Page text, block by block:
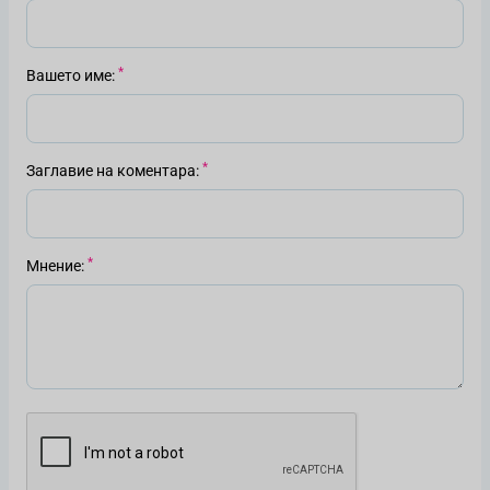
Вашето име
Заглавие на коментара
Мнение